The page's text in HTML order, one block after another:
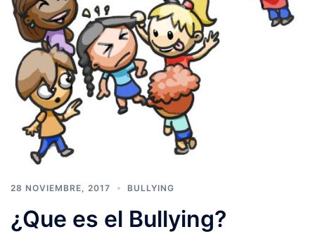
28 NOVIEMBRE, 2017 BULLYING
¿Que es el Bullying?